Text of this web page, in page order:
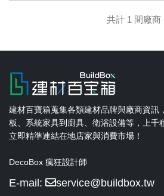
共計 1 間廠商
建材百寶箱蒐集各類建材品牌與廠商資訊
板、系統家具到廚具、衛浴設備等，上千
立即精準連結在地店家與消費市場！
DecoBox 瘋狂設計師
E-mail:
service@buildbox.tw